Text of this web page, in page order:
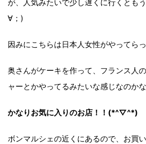
が、人気みたいで少し遅くに行くとも
∀；)
因みにこちらは日本人女性がやってらっ
奥さんがケーキを作って、フランス人
ャーとかやってるみたいな感じなのか
かなりお気に入りのお店！！(*^▽^*)
ボンマルシェの近くにあるので、お買